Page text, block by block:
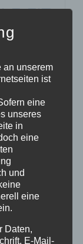
FIT
zzgl.
an unserem
ist
eine
unseres
in
eine
und
eine
Daten,
E-Mail-